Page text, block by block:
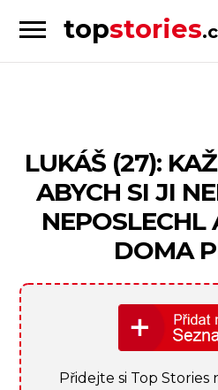
Skip
to
Skip
to
topstories
lidi
LUKÁŠ (27):
ABYCH SI JI
NEPOSLECHL
DOMA
Přidejte si Top